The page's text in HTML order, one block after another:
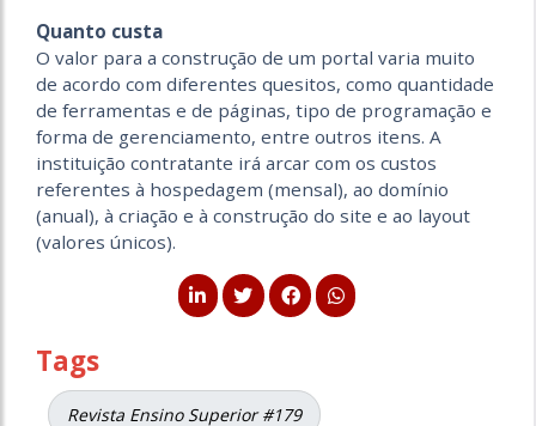
Quanto custa
O valor para a construção de um portal varia muito
de acordo com diferentes quesitos, como quantidade
de ferramentas e de páginas, tipo de programação e
forma de gerenciamento, entre outros itens. A
instituição contratante irá arcar com os custos
referentes à hospedagem (mensal), ao domínio
(anual), à criação e à construção do site e ao layout
(valores únicos).
Tags
Revista Ensino Superior #179